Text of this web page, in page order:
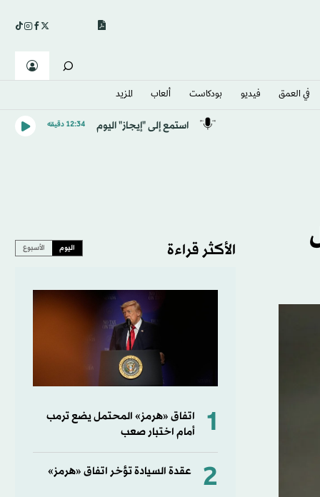
في العمق فيديو بودكاست ألعاب المزيد
استمع إلى "إيجاز" اليوم 12:34 دقيقه
الأكثر قراءة اليوم الأسبوع
1
اتفاق «هرمز» المحتمل يضع ترمب
أمام اختبار صعب
2 عقدة السيادة تؤخر اتفاق «هرمز»